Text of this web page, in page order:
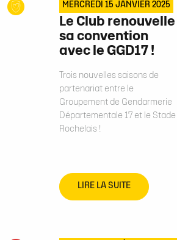
MERCREDI 15 JANVIER 2025
Le Club renouvelle
sa convention
avec le GGD17 !
Trois nouvelles saisons de
partenariat entre le
Groupement de Gendarmerie
Départementale 17 et le Stade
Rochelais !
LIRE LA SUITE